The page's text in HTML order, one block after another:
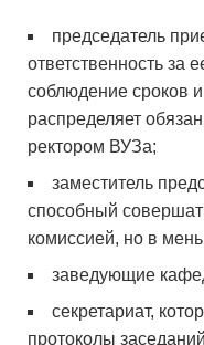
председатель
ответственность за
соблюдение сроков
распределяет
ректором ВУЗа;
заместитель
способный
комиссией, но в
заведующие
секретариат,
протоколы